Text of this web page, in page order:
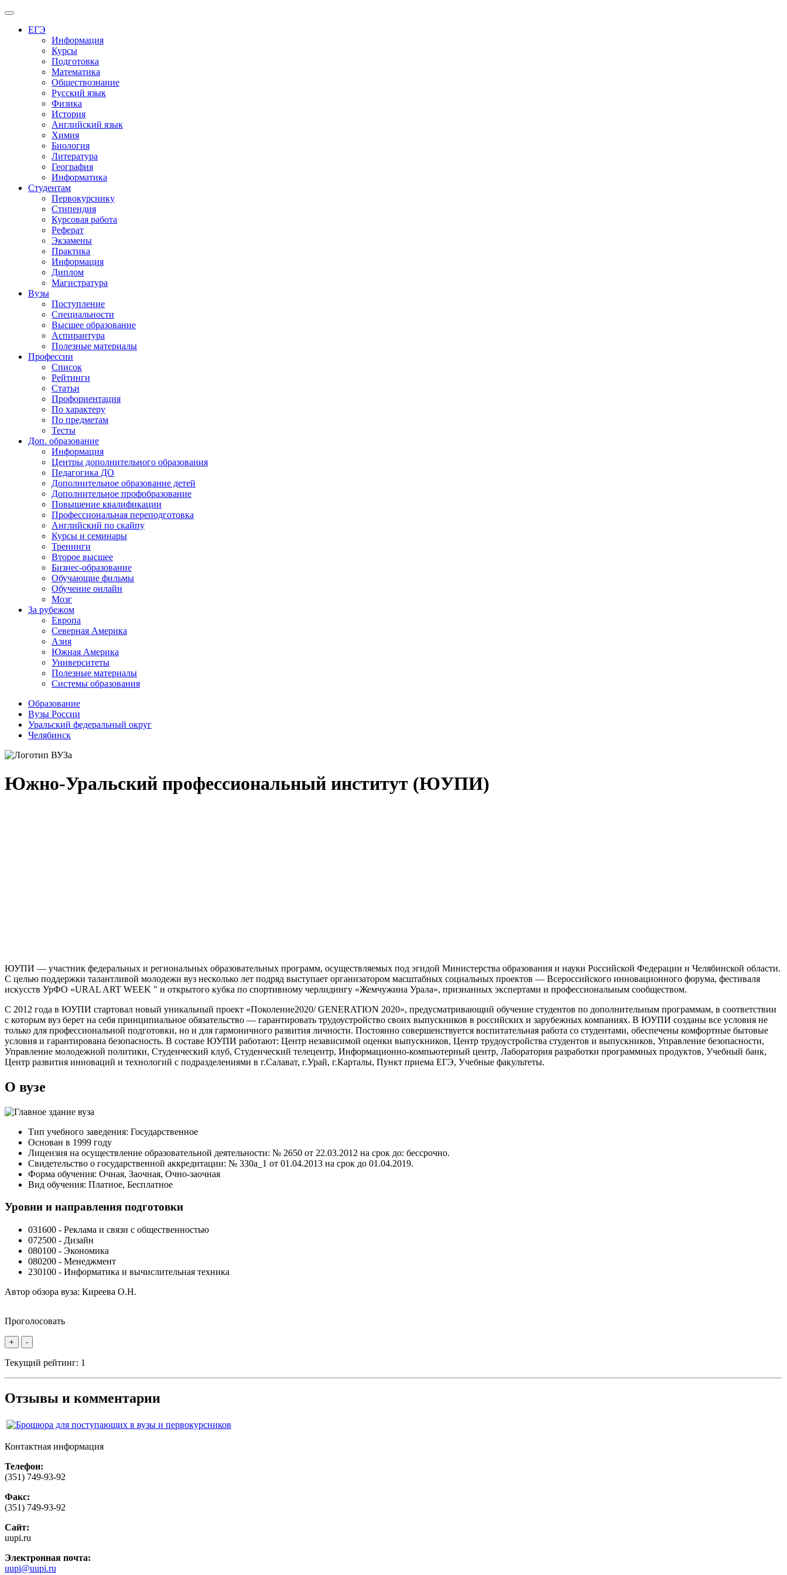
Меню
ЕГЭ
Информация
Курсы
Подготовка
Математика
Обществознание
Русский язык
Физика
История
Английский язык
Химия
Биология
Литература
География
Информатика
Студентам
Первокурснику
Стипендия
Курсовая работа
Реферат
Экзамены
Практика
Информация
Диплом
Магистратура
Вузы
Поступление
Специальности
Высшее образование
Аспирантура
Полезные материалы
Профессии
Список
Рейтинги
Статьи
Профориентация
По характеру
По предметам
Тесты
Доп. образование
Информация
Центры дополнительного образования
Педагогика ДО
Дополнительное образование детей
Дополнительное профобразование
Повышение квалификации
Профессиональная переподготовка
Английский по скайпу
Курсы и семинары
Тренинги
Второе высшее
Бизнес-образование
Обучающие фильмы
Обучение онлайн
Мозг
За рубежом
Европа
Северная Америка
Азия
Южная Америка
Университеты
Полезные материалы
Системы образования
Образование
Вузы России
Уральский федеральный округ
Челябинск
Южно-Уральский профессиональный институт (ЮУПИ)
ЮУПИ — участник федеральных и региональных образовательных программ, осуществляемых под эгидой Министерства образования и науки Российской Федерации и Челябинской области.
С целью поддержки талантливой молодежи вуз несколько лет подряд выступает организатором масштабных социальных проектов — Всероссийского инновационного форума, фестиваля
искусств УрФО «URAL ART WEEK " и открытого кубка по спортивному черлидингу «Жемчужина Урала», признанных экспертами и профессиональным сообществом.
С 2012 года в ЮУПИ стартовал новый уникальный проект «Поколение2020/ GENERATION 2020», предусматривающий обучение студентов по дополнительным программам, в соответствии
с которым вуз берет на себя принципиальное обязательство — гарантировать трудоустройство своих выпускников в российских и зарубежных компаниях. В ЮУПИ созданы все условия не
только для профессиональной подготовки, но и для гармоничного развития личности. Постоянно совершенствуется воспитательная работа со студентами, обеспечены комфортные бытовые
условия и гарантирована безопасность. В составе ЮУПИ работают: Центр независимой оценки выпускников, Центр трудоустройства студентов и выпускников, Управление безопасности,
Управление молодежной политики, Студенческий клуб, Студенческий телецентр, Информационно-компьютерный центр, Лаборатория разработки программных продуктов, Учебный банк,
Центр развития инноваций и технологий с подразделениями в г.Салават, г.Урай, г.Карталы, Пункт приема ЕГЭ, Учебные факультеты.
О вузе
Тип учебного заведения: Государственное
Основан в 1999 году
Лицензия на осуществление образовательной деятельности: № 2650 от 22.03.2012 на срок до: бессрочно.
Свидетельство о государственной аккредитации: № 330a_1 от 01.04.2013 на срок до 01.04.2019.
Форма обучения: Очная, Заочная, Очно-заочная
Вид обучения: Платное, Бесплатное
Уровни и направления подготовки
031600 - Реклама и связи с общественностью
072500 - Дизайн
080100 - Экономика
080200 - Менеджмент
230100 - Информатика и вычислительная техника
Автор обзора вуза: Киреева О.Н.
Проголосовать
+ -
Текущий рейтинг: 1
Отзывы и комментарии
Контактная информация
Телефон:
(351) 749-93-92
Факс:
(351) 749-93-92
Сайт:
uupi.ru
Электронная почта:
uupi@uupi.ru